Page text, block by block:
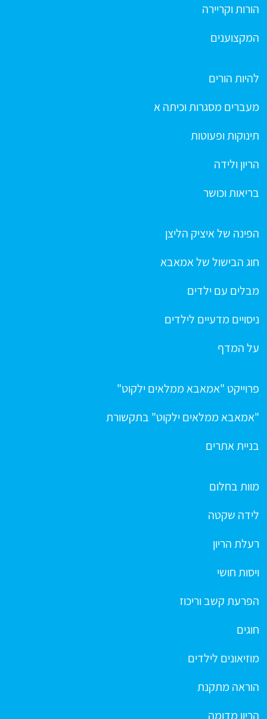
הורות וקריירה
המקצוענים
להיות הורים
מעברים מסגרות וכיתה א
תינוקות ופעוטות
הריון ולידה
בריאות וכושר
הפינה של איציק הליצן
חוג הבישול של אמאבא
מבלים עם ילדים
ניסויים מדעיים לילדים
על המדף
פרוייקט "אמאבא ממלאים ילקוט"
"אמאבא ממלאים ילקוט" בתקשורת
בניית אתרים
מוות בחלום
לידה שקטה
רעלת הריון
ויסות חושי
הפרעת קשב וריכוז
חוגים
מוזיאונים לילדים
הוראה מתקנת
הריון מדומה